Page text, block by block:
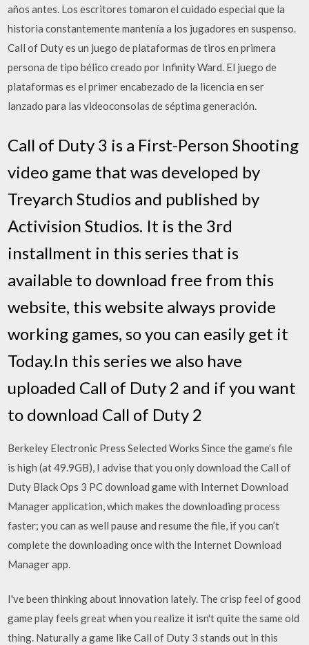
años antes. Los escritores tomaron el cuidado especial que la
historia constantemente mantenía a los jugadores en suspenso.
Call of Duty es un juego de plataformas de tiros en primera
persona de tipo bélico creado por Infinity Ward. El juego de
plataformas es el primer encabezado de la licencia en ser
lanzado para las videoconsolas de séptima generación.
Call of Duty 3 is a First-Person Shooting
video game that was developed by
Treyarch Studios and published by
Activision Studios. It is the 3rd
installment in this series that is
available to download free from this
website, this website always provide
working games, so you can easily get it
Today.In this series we also have
uploaded Call of Duty 2 and if you want
to download Call of Duty 2
Berkeley Electronic Press Selected Works Since the game’s file
is high (at 49.9GB), I advise that you only download the Call of
Duty Black Ops 3 PC download game with Internet Download
Manager application, which makes the downloading process
faster; you can as well pause and resume the file, if you can’t
complete the downloading once with the Internet Download
Manager app.
I've been thinking about innovation lately. The crisp feel of good
game play feels great when you realize it isn't quite the same old
thing. Naturally a game like Call of Duty 3 stands out in this